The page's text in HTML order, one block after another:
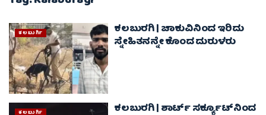
ಕಲಬುರ್ಗಿ ಕಲಬುರಗಿ | ಚಾಕುವಿನಿಂದ ಇರಿದು
ಸ್ನೇಹಿತನನ್ನೇ ಕೊಂದ ದುರುಳರು
ಕಲಬುರ್ಗಿ ಕಲಬುರಗಿ | ಶಾರ್ಟ್ ಸರ್ಕ್ಯೂಟ್‌ನಿಂದ